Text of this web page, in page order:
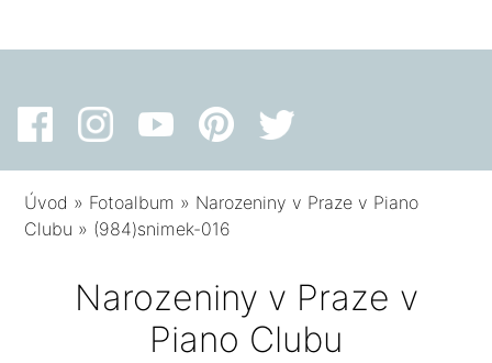
Úvod » Fotoalbum » Narozeniny v Praze v Piano
Clubu » (984)snimek-016
Narozeniny v Praze v
Piano Clubu